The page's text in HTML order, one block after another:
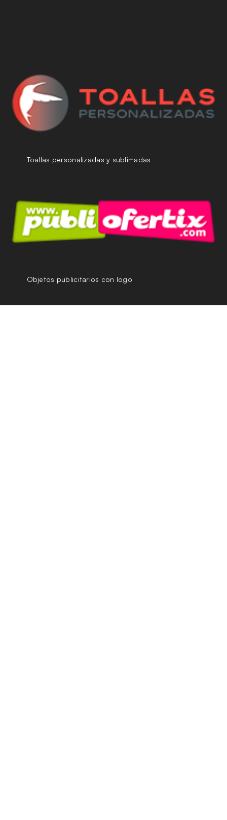
Toallas personalizadas y sublimadas
Objetos publicitarios con logo